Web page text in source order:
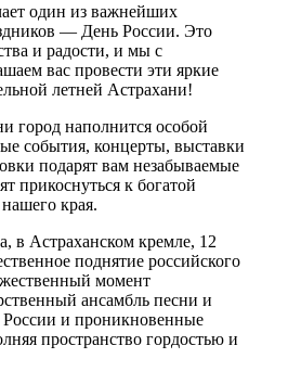
один из важнейших
— День России. Это
и радости, и мы с
вас провести эти яркие
летней Астрахани!
город наполнится особой
события, концерты, выставки
подарят вам незабываемые
прикоснуться к богатой
края.
в Астраханском кремле, 12
поднятие российского
момент
ансамбль песни и
и проникновенные
пространство гордостью и